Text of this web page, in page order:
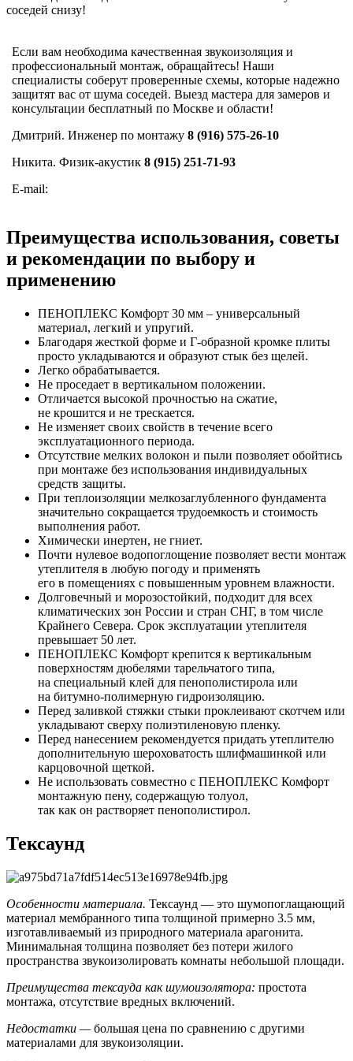
соседей снизу!
Если вам необходима качественная звукоизоляция и
профессиональный монтаж, обращайтесь! Наши
специалисты соберут проверенные схемы, которые надежно
защитят вас от шума соседей. Выезд мастера для замеров и
консультации бесплатный по Москве и области!
Дмитрий. Инженер по монтажу 8 (916) 575-26-10
Никита. Физик-акустик 8 (915) 251-71-93
E-mail:
Преимущества использования, советы
и рекомендации по выбору и
применению
ПЕНОПЛЕКС Комфорт 30 мм – универсальный
материал, легкий и упругий.
Благодаря жесткой форме и Г-образной кромке плиты
просто укладываются и образуют стык без щелей.
Легко обрабатывается.
Не проседает в вертикальном положении.
Отличается высокой прочностью на сжатие,
не крошится и не трескается.
Не изменяет своих свойств в течение всего
эксплуатационного периода.
Отсутствие мелких волокон и пыли позволяет обойтись
при монтаже без использования индивидуальных
средств защиты.
При теплоизоляции мелкозаглубленного фундамента
значительно сокращается трудоемкость и стоимость
выполнения работ.
Химически инертен, не гниет.
Почти нулевое водопоглощение позволяет вести монтаж
утеплителя в любую погоду и применять
его в помещениях с повышенным уровнем влажности.
Долговечный и морозостойкий, подходит для всех
климатических зон России и стран СНГ, в том числе
Крайнего Севера. Срок эксплуатации утеплителя
превышает 50 лет.
ПЕНОПЛЕКС Комфорт крепится к вертикальным
поверхностям дюбелями тарельчатого типа,
на специальный клей для пенополистирола или
на битумно-полимерную гидроизоляцию.
Перед заливкой стяжки стыки проклеивают скотчем или
укладывают сверху полиэтиленовую пленку.
Перед нанесением рекомендуется придать утеплителю
дополнительную шероховатость шлифмашинкой или
карцовочной щеткой.
Не использовать совместно с ПЕНОПЛЕКС Комфорт
монтажную пену, содержащую толуол,
так как он растворяет пенополистирол.
Тексаунд
Особенности материала. Тексаунд — это шумопоглащающий
материал мембранного типа толщиной примерно 3.5 мм,
изготавливаемый из природного материала арагонита.
Минимальная толщина позволяет без потери жилого
пространства звукоизолировать комнаты небольшой площади.
Преимущества тексауда как шумоизолятора: простота
монтажа, отсутствие вредных включений.
Недостатки —большая цена по сравнению с другими
материалами для звукоизоляции.